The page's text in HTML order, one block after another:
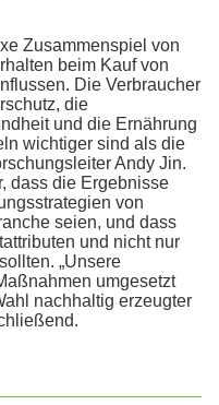
Zusammenspiel von
beim Kauf von
Die Verbraucher
die
und die Ernährung
wichtiger sind als die
Andy Jin.
dass die Ergebnisse
von
seien, und dass
und nicht nur
„Unsere
umgesetzt
nachhaltig erzeugter